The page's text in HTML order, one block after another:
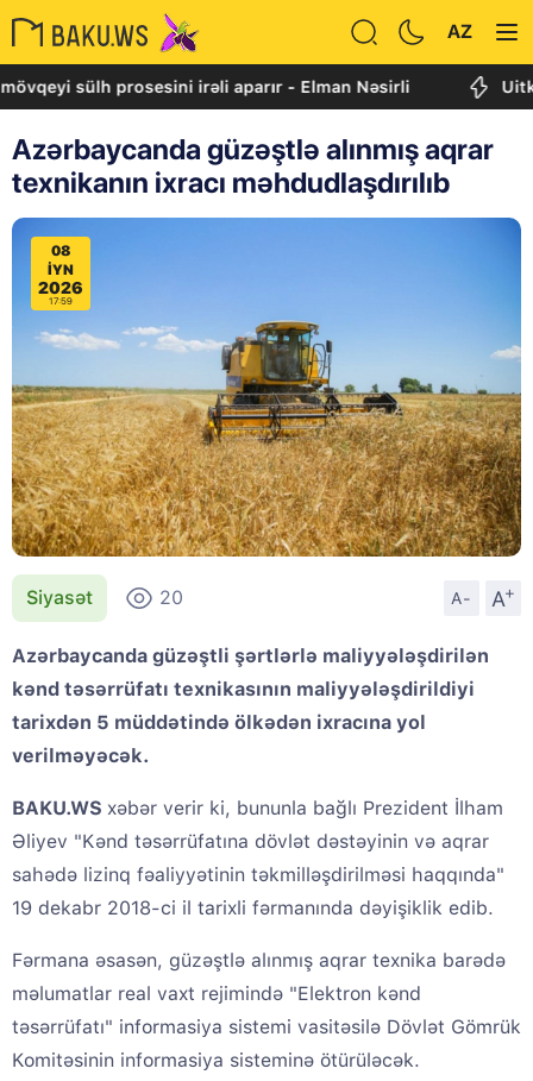
AZ
sülh prosesini irəli aparır - Elman Nəsirli Uitkoff:
Azərbaycanda güzəştlə alınmış aqrar
texnikanın ixracı məhdudlaşdırılıb
08
IYN
2026
17:59
Siyasət 20 A- A
+
Azərbaycanda güzəştli şərtlərlə maliyyələşdirilən
kənd təsərrüfatı texnikasının maliyyələşdirildiyi
tarixdən 5 müddətində ölkədən ixracına yol
verilməyəcək.
BAKU.WS xəbər verir ki, bununla bağlı Prezident İlham
Əliyev "Kənd təsərrüfatına dövlət dəstəyinin və aqrar
sahədə lizinq fəaliyyətinin təkmilləşdirilməsi haqqında"
19 dekabr 2018-ci il tarixli fərmanında dəyişiklik edib.
Fərmana əsasən, güzəştlə alınmış aqrar texnika barədə
məlumatlar real vaxt rejimində "Elektron kənd
təsərrüfatı" informasiya sistemi vasitəsilə Dövlət Gömrük
Komitəsinin informasiya sisteminə ötürüləcək.